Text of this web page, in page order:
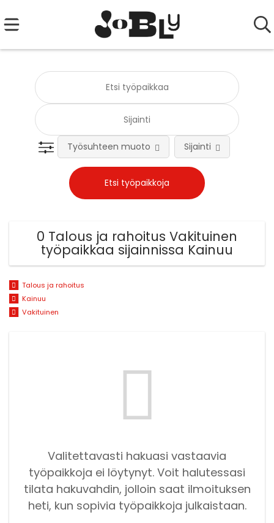
Työsuhteen muoto Sijainti
0 Talous ja rahoitus Vakituinen
työpaikkaa sijainnissa Kainuu
Talous ja rahoitus
Kainuu
Vakituinen
Valitettavasti hakuasi vastaavia
työpaikkoja ei löytynyt. Voit halutessasi
tilata hakuvahdin, jolloin saat ilmoituksen
heti, kun sopivia työpaikkoja julkaistaan.